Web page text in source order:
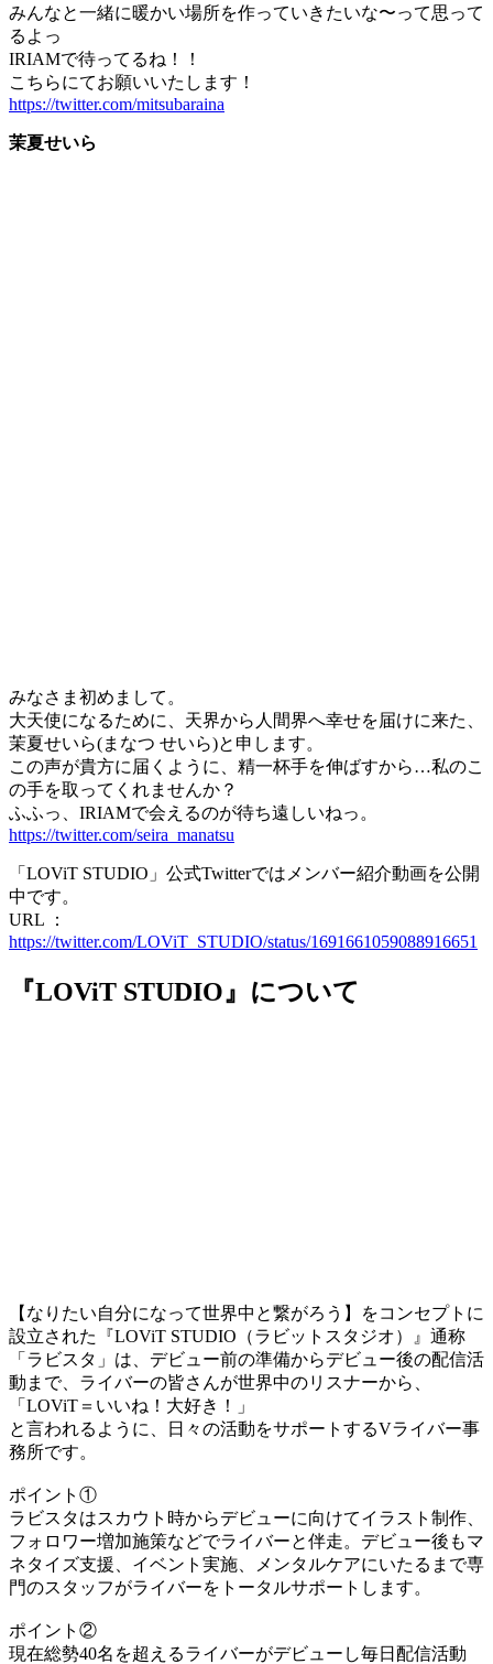
みんなと一緒に暖かい場所を作っていきたいな〜って思って
るよっ
IRIAMで待ってるね！！
こちらにてお願いいたします！
https://twitter.com/mitsubaraina
茉夏せいら
みなさま初めまして。
大天使になるために、天界から人間界へ幸せを届けに来た、
茉夏せいら(まなつ せいら)と申します。
この声が貴方に届くように、精一杯手を伸ばすから…私のこ
の手を取ってくれませんか？
ふふっ、IRIAMで会えるのが待ち遠しいねっ。
https://twitter.com/seira_manatsu
「LOViT STUDIO」公式Twitterではメンバー紹介動画を公開
中です。
URL ：
https://twitter.com/LOViT_STUDIO/status/1691661059088916651
『LOViT STUDIO』について
【なりたい自分になって世界中と繋がろう】をコンセプトに
設立された『LOViT STUDIO（ラビットスタジオ）』通称
「ラビスタ」は、デビュー前の準備からデビュー後の配信活
動まで、ライバーの皆さんが世界中のリスナーから、
「LOViT＝いいね！大好き！」
と言われるように、日々の活動をサポートするVライバー事
務所です。
ポイント①
ラビスタはスカウト時からデビューに向けてイラスト制作、
フォロワー増加施策などでライバーと伴走。デビュー後もマ
ネタイズ支援、イベント実施、メンタルケアにいたるまで専
門のスタッフがライバーをトータルサポートします。
ポイント②
現在総勢40名を超えるライバーがデビューし毎日配信活動